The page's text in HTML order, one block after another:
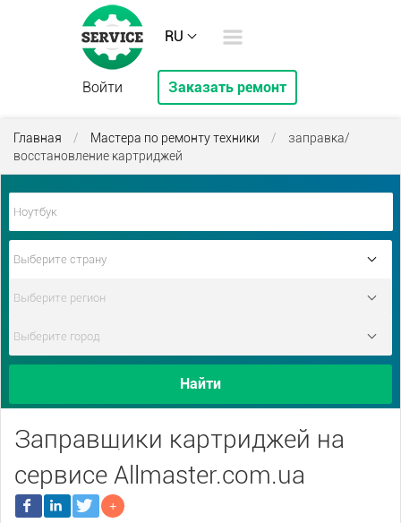
RU
Войти Заказать ремонт
Главная / Мастера по ремонту техники /
заправка/
восстановление картриджей
Найти
Заправщики картриджей на
сервисе Allmaster.com.ua